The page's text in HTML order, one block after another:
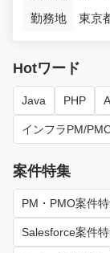
勤務地
東京
Hotワード
Java PHP
インフラPM/
案件特集
PM・PMO案件
Salesforce案件